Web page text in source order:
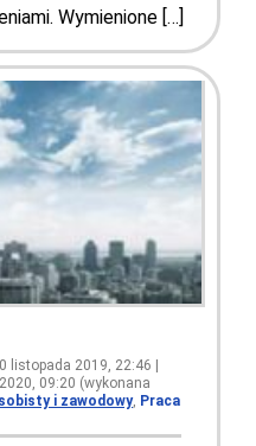
Wymienione […]
listopada 2019, 22:46 |
09:20 (wykonana
i zawodowy, Praca